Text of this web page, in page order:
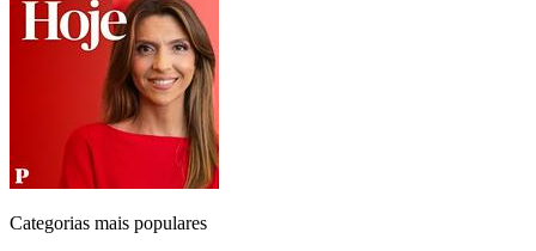
Categorias mais populares